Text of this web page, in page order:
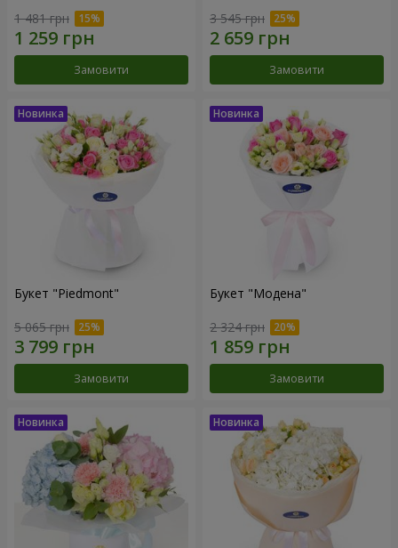
1 481 грн
Замовити
3 545 грн
Замовити
Букет "Piedmont"
5 065 грн
Замовити
Букет "Модена"
2 324 грн
Замовити